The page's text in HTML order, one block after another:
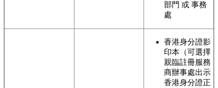
部門 或 事務
處
香港身分證影
印本（可選擇
親臨註冊服務
商辦事處出示
香港身分證正